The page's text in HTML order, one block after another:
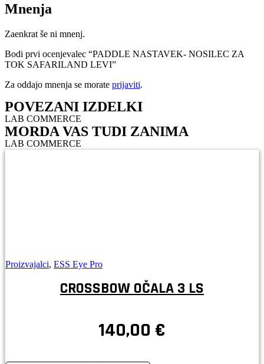
Mnenja
Zaenkrat še ni mnenj.
Bodi prvi ocenjevalec “PADDLE NASTAVEK- NOSILEC ZA
TOK SAFARILAND LEVI”
Za oddajo mnenja se morate prijaviti.
POVEZANI IZDELKI
LAB COMMERCE
MORDA VAS TUDI ZANIMA
LAB COMMERCE
Proizvajalci, ESS Eye Pro
CROSSBOW OČALA 3 LS
140,00 €